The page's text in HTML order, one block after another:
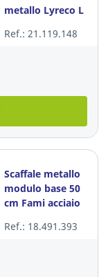
metallo Lyreco L
cm bianco
Ref.: 21.119.148
Scaffale metallo
modulo base 50
cm Fami acciaio
100x50x200 cm
Ref.: 18.491.393